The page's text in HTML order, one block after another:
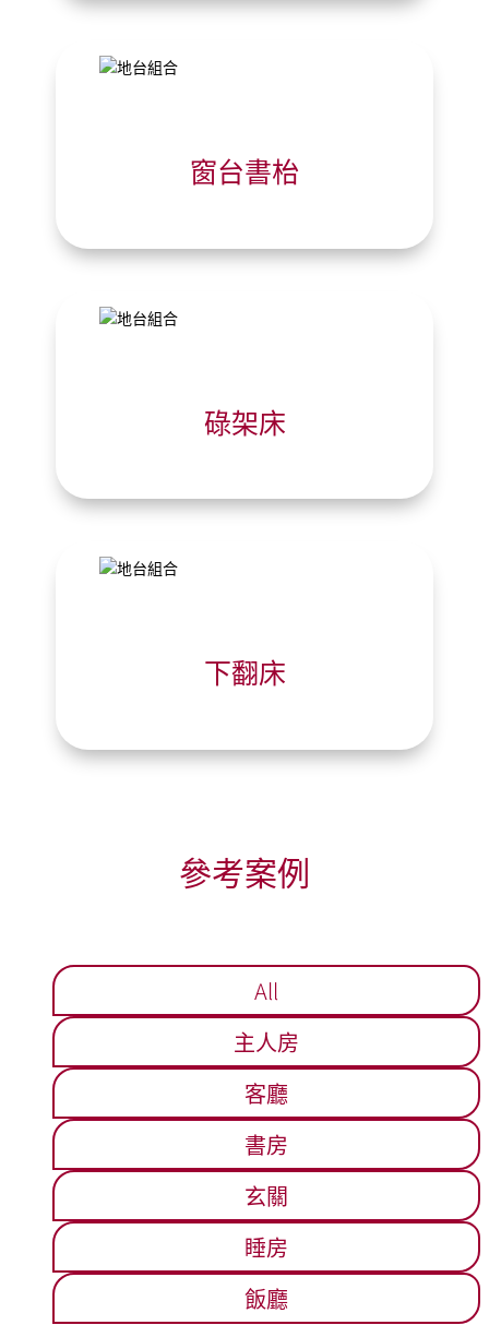
窗台書枱
碌架床
下翻床
參考案例
All
主人房
客廳
書房
玄關
睡房
飯廳